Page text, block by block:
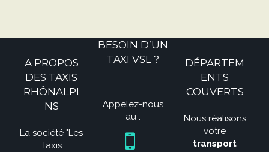
A PROPOS
DES TAXIS
RHÔNALPI
NS
La société "Les
Taxis
BESOIN D’UN
TAXI VSL ?
Appelez-nous
au :
DÉPARTEM
ENTS
COUVERTS
Nous réalisons
votre
transport